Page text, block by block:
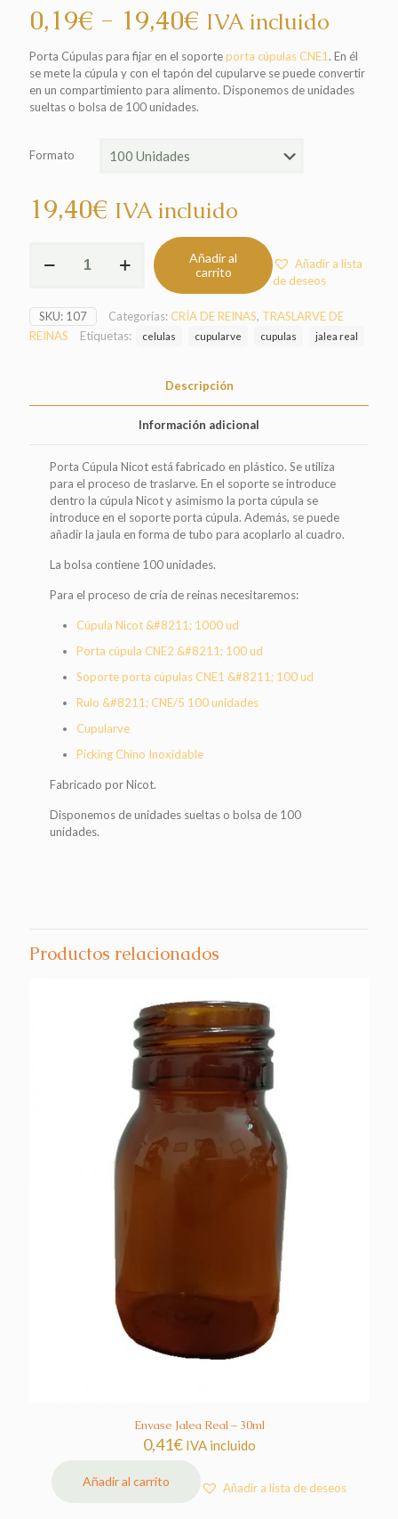
0,19€ - 19,40€ Rango
de
precios:
desde
IVA incluido
Porta Cúpulas para fijar en el soporteporta cúpulas CNE1. En él
se mete la cúpula y con el tapón del cupularve se puede convertir
en un compartimiento para alimento. Disponemos de unidades
sueltas o bolsa de 100 unidades.
Formato
19,40€ IVA incluido
Cúpula
Añadir al
carrito
Añadir a lista
de deseos
SKU: 107 Categorías: CRÍA DE REINAS, TRASLARVE DE
REINAS
Etiquetas: celulas cupularve cupulas jalea real
Descripción
Información adicional
Porta Cúpula Nicot está fabricado en plástico. Se utiliza
para el proceso de traslarve. En el soporte se introduce
dentro la cúpula Nicot y asimismo la porta cúpula se
introduce en el soporte porta cúpula. Además, se puede
añadir la jaula en forma de tubo para acoplarlo al cuadro.
La bolsa contiene 100 unidades.
Para el proceso de cría de reinas necesitaremos:
Cúpula Nicot &#8211; 1000 ud
Porta cúpula CNE2 &#8211; 100 ud
Soporte porta cúpulas CNE1 &#8211; 100 ud
Rulo &#8211; CNE/5 100 unidades
Cupularve
Picking Chino Inoxidable
Fabricado por Nicot.
Disponemos de unidades sueltas o bolsa de 100
unidades.
Productos relacionados
Envase Jalea Real – 30ml
0,41€ IVA incluido
Añadir al carrito Añadir a lista de deseos